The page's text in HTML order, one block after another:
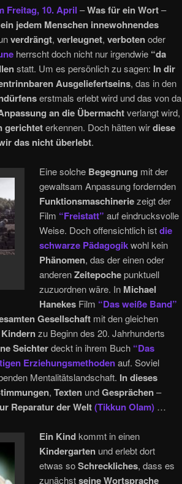
Freitag, 10. April –Was für ein Wort–
ein jedem Menschen innewohnendes
verdrängt, verleugnet, verbotenoder
herrscht doch nicht nur irgendwie “da
statt. Um es persönlich zu sagen: In dir
Ausgeliefertseins, das in den
erstmals erlebt wird und das von da
an die Übermachtverlangt wird,
gerichteterkennen. Doch hätten wirdiese
das nicht überlebt.
Eine solche Begegnung mit der
gewaltsam Anpassung fordernden
Funktionsmaschineriezeigt der
Film “Freistatt” auf eindrucksvolle
Weise. Doch offensichtlich istdie
schwarze Pädagogikwohl kein
Phänomen, das der einen oder
anderenZeitepochepunktuell
zuzuordnen wäre. In Michael
Hanekes Film “Das weiße Band”
Gesellschaft mit den gleichen
zu Beginn des 20. Jahrhunderts
Seichterdeckt in ihrem Buch “Das
Erziehungsmethodenauf. Soviel
Mentalitätslandschaft. In dieses
, Texten undGesprächen–
Reparatur der Welt(Tikkun Olam) …
Ein Kind kommt in einen
Kindergarten und erlebt dort
etwas soSchreckliches, dass es
zunächstseine Wortsprache